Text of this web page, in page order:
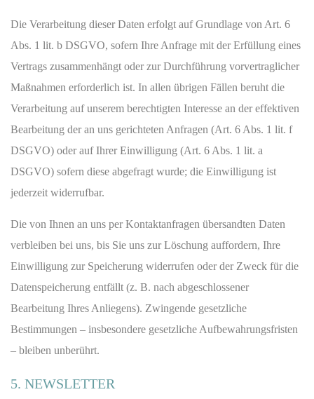
Die Verarbeitung dieser Daten erfolgt auf Grundlage von Art. 6
Abs. 1 lit. b DSGVO, sofern Ihre Anfrage mit der Erfüllung eines
Vertrags zusammenhängt oder zur Durchführung vorvertraglicher
Maßnahmen erforderlich ist. In allen übrigen Fällen beruht die
Verarbeitung auf unserem berechtigten Interesse an der effektiven
Bearbeitung der an uns gerichteten Anfragen (Art. 6 Abs. 1 lit. f
DSGVO) oder auf Ihrer Einwilligung (Art. 6 Abs. 1 lit. a
DSGVO) sofern diese abgefragt wurde; die Einwilligung ist
jederzeit widerrufbar.
Die von Ihnen an uns per Kontaktanfragen übersandten Daten
verbleiben bei uns, bis Sie uns zur Löschung auffordern, Ihre
Einwilligung zur Speicherung widerrufen oder der Zweck für die
Datenspeicherung entfällt (z. B. nach abgeschlossener
Bearbeitung Ihres Anliegens). Zwingende gesetzliche
Bestimmungen – insbesondere gesetzliche Aufbewahrungsfristen
– bleiben unberührt.
5. NEWSLETTER